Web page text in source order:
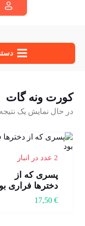
کورت ونه گات
در حال نمایش یک نتیجه
2 عدد در انبار
پسری که از
دخترها فراری
17,50 €